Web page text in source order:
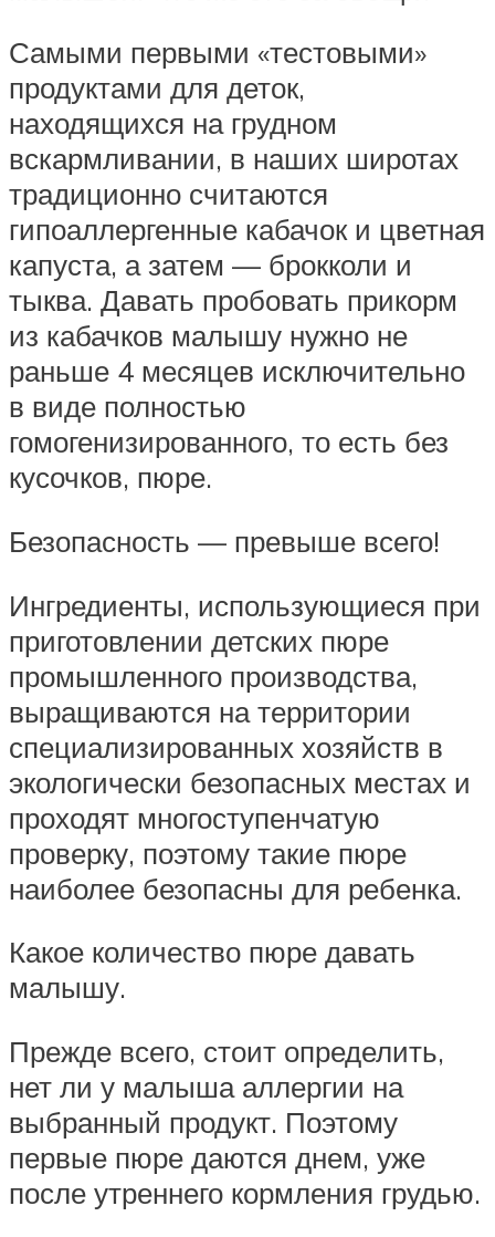
Самыми первыми «тестовыми»
продуктами для деток,
находящихся на грудном
вскармливании, в наших широтах
традиционно считаются
гипоаллергенные кабачок и цветная
капуста, а затем — брокколи и
тыква. Давать пробовать прикорм
из кабачков малышу нужно не
раньше 4 месяцев исключительно
в виде полностью
гомогенизированного, то есть без
кусочков, пюре.
Безопасность — превыше всего!
Ингредиенты, использующиеся при
приготовлении детских пюре
промышленного производства,
выращиваются на территории
специализированных хозяйств в
экологически безопасных местах и
проходят многоступенчатую
проверку, поэтому такие пюре
наиболее безопасны для ребенка.
Какое количество пюре давать
малышу.
Прежде всего, стоит определить,
нет ли у малыша аллергии на
выбранный продукт. Поэтому
первые пюре даются днем, уже
после утреннего кормления грудью.